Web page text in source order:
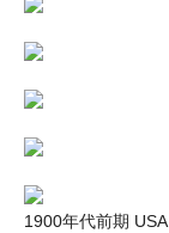
1900年代前期 USA